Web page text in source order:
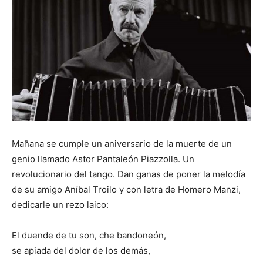
Mañana se cumple un aniversario de la muerte de un
genio llamado Astor Pantaleón Piazzolla. Un
revolucionario del tango. Dan ganas de poner la melodía
de su amigo Aníbal Troilo y con letra de Homero Manzi,
dedicarle un rezo laico:
El duende de tu son, che bandoneón,
se apiada del dolor de los demás,